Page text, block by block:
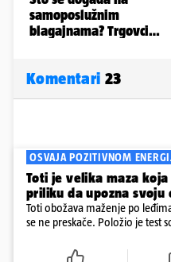
Komentari 23
OSVAJA POZITIVNOM
Toti je velika maza koja
priliku da upozna svoju
Toti obožava maženje po
se ne preskače. Položio je test
cijepljen protiv virusnih zaraznih